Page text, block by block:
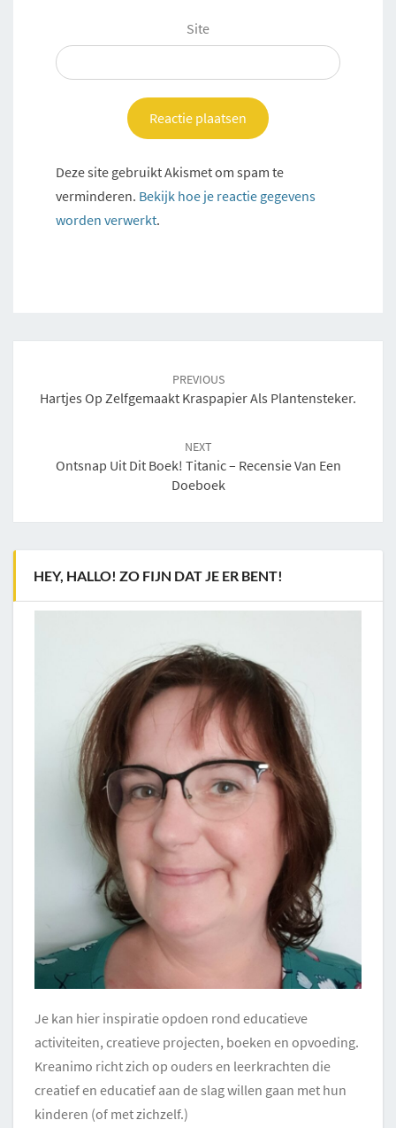
Site
Deze site gebruikt Akismet om spam te
verminderen. Bekijk hoe je reactie gegevens
worden verwerkt.
PREVIOUS
Hartjes Op Zelfgemaakt Kraspapier Als Plantensteker.
NEXT
Ontsnap Uit Dit Boek! Titanic – Recensie Van Een
Doeboek
HEY, HALLO! ZO FIJN DAT JE ER BENT!
Je kan hier inspiratie opdoen rond educatieve
activiteiten, creatieve projecten, boeken en opvoeding.
Kreanimo richt zich op ouders en leerkrachten die
creatief en educatief aan de slag willen gaan met hun
kinderen (of met zichzelf.)